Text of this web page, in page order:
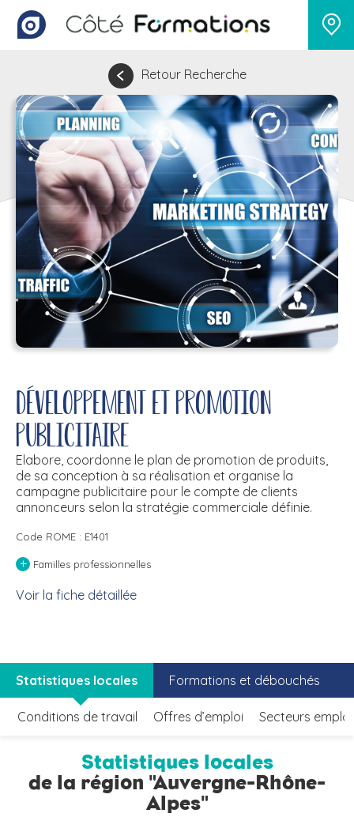
Retour Recherche
Développement et promotion
publicitaire
Elabore, coordonne le plan de promotion de produits,
de sa conception à sa réalisation et organise la
campagne publicitaire pour le compte de clients
annonceurs selon la stratégie commerciale définie.
Code ROME : E1401
+ Familles professionnelles
Voir la fiche détaillée
Statistiques locales Formations et débouchés
Conditions de travail Offres d’emploi Secteurs
Statistiques locales
de la région "Auvergne-Rhône-
Alpes"